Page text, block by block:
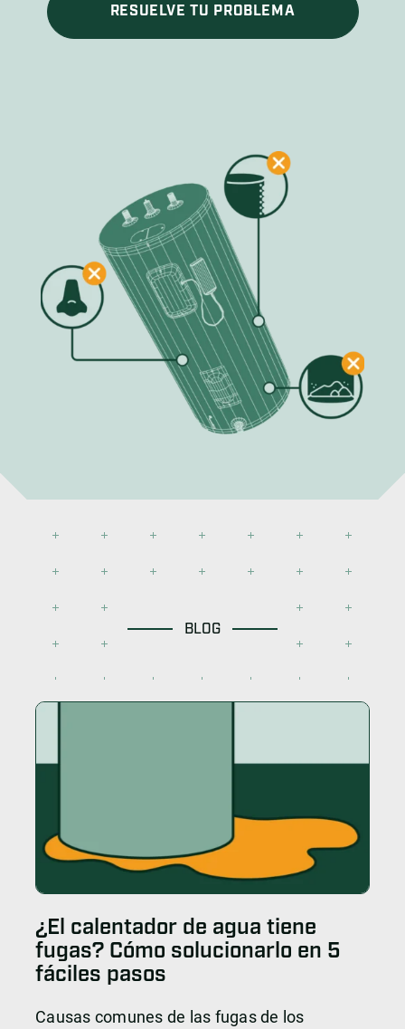
RESUELVE TU PROBLEMA
BLOG
¿El calentador de agua tiene
fugas? Cómo solucionarlo en 5
fáciles pasos
Causas comunes de las fugas de los